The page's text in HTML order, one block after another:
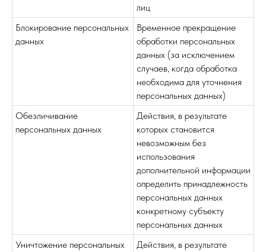
лиц
Блокирование персональных
данных
Временное прекращение
обработки персональных
данных (за исключением
случаев, когда обработка
необходима для уточнения
персональных данных)
Обезличивание
персональных данных
Действия, в результате
которых становится
невозможным без
использования
дополнительной информации
определить принадлежность
персональных данных
конкретному субъекту
персональных данных
Уничтожение персональных
Действия, в результате